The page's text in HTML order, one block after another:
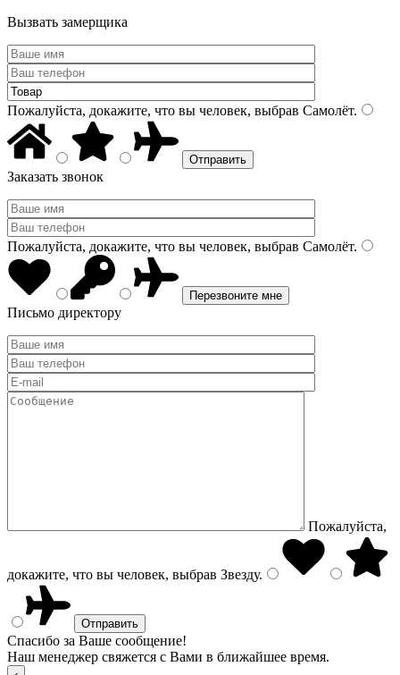
Вызвать замерщика
Пожалуйста, докажите, что вы человек, выбрав Самолёт.
Заказать звонок
Пожалуйста, докажите, что вы человек, выбрав Самолёт.
Письмо директору
Пожалуйста,
докажите, что вы человек, выбрав Звезду.
Спасибо за Ваше сообщение!
Наш менеджер свяжется с Вами в ближайшее время.